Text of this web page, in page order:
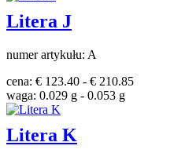
Litera J
numer artykułu: A
cena: € 123.40 - € 210.85
waga: 0.029 g - 0.053 g
Litera K